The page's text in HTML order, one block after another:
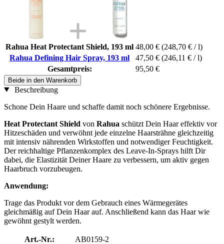
Rahua Heat Protectant Shield, 193 ml 48,00 € (248,70 € / l)
Rahua Defining Hair Spray, 193 ml
47,50 € (246,11 € / l)
Gesamtpreis:
95,50 €
Beide in den Warenkorb
Beschreibung
Schone Dein Haare und schaffe damit noch schönere Ergebnisse.
Heat Protectant Shield von Rahua schützt Dein Haar effektiv vor
Hitzeschäden und verwöhnt jede einzelne Haarsträhne gleichzeitig
mit intensiv nährenden Wirkstoffen und notwendiger Feuchtigkeit.
Der reichhaltige Pflanzenkomplex des Leave-In-Sprays hilft Dir
dabei, die Elastizität Deiner Haare zu verbessern, um aktiv gegen
Haarbruch vorzubeugen.
Anwendung:
Trage das Produkt vor dem Gebrauch eines Wärmegerätes
gleichmäßig auf Dein Haar auf. Anschließend kann das Haar wie
gewöhnt gestylt werden.
Art.-Nr.: AB0159-2